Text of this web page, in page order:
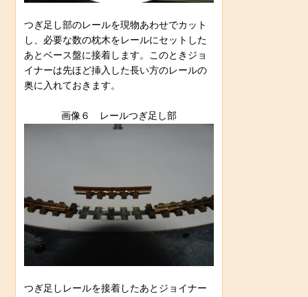
つぎ足し部のレールを現物あわせでカット
し、必要な数の枕木をレールにセットした
あとベース盤に接着します。このときジョ
イナーは先ほど挿入した長い方のレールの
奥に入れておきます。
画像６ レールつぎ足し部
つぎ足しレールを接着したあとジョイナー